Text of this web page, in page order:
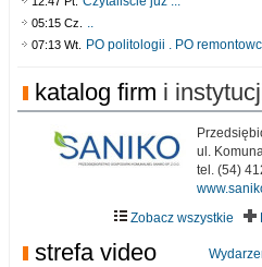
05:15 Cz. ..
07:13 Wt. PO politologii . PO
katalog firm i
ul.
tel. (54)
Zobacz wszystkie
strefa video